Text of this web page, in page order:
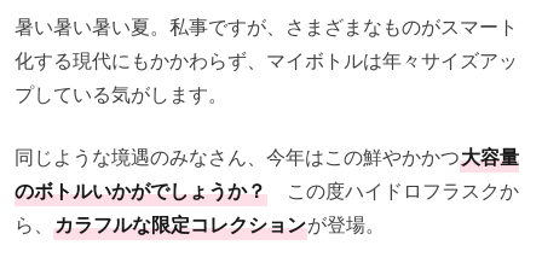
暑い暑い暑い夏。私事ですが、さまざまなものがスマート
化する現代にもかかわらず、マイボトルは年々サイズアッ
プしている気がします。
同じような境遇のみなさん、今年はこの鮮やかかつ大容量
のボトルいかがでしょうか？ この度ハイドロフラスクか
ら、 カラフルな限定コレクションが登場。